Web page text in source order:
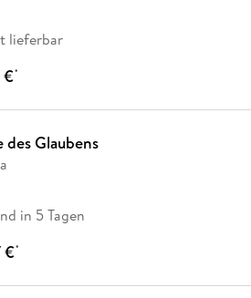
lieferbar
€*
des Glaubens
in 5 Tagen
€*